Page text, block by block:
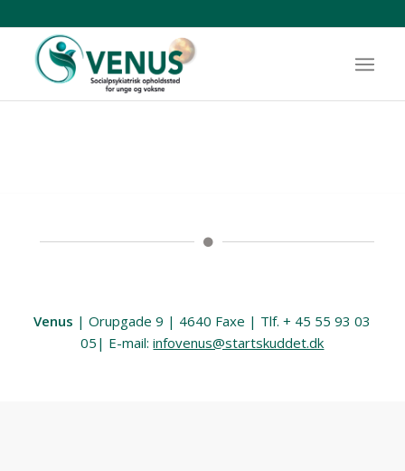
Venus |Orupgade 9 | 4640 Faxe | Tlf. + 45 55 93 03
05| E-mail:infovenus@startskuddet.dk